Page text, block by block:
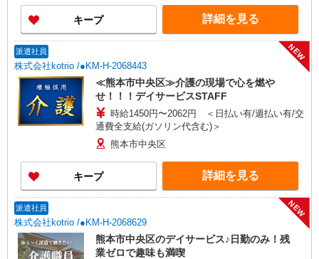
キープ 詳細を見る
派遣社員
株式会社kotrio /●KM-H-2068443
NEW
≪熊本市中央区≫介護の現場で心を燃や
せ！！！デイサービスSTAFF
時給1450円〜2062円 ＜日払い有/週払い有/交
通費全支給(ガソリン代含む)＞
熊本市中央区
キープ 詳細を見る
派遣社員
株式会社kotrio /●KM-H-2068629
NEW
熊本市中央区のデイサービス♪日勤のみ！残
業ゼロで趣味も満喫